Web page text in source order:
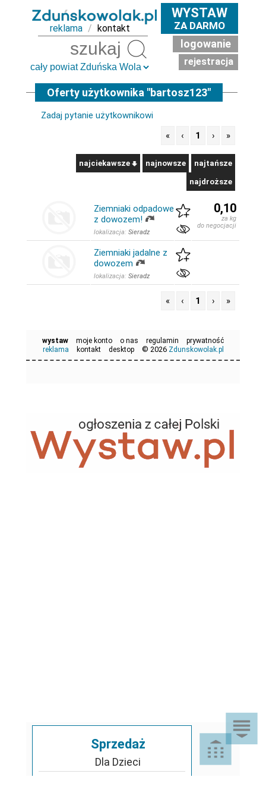
reklama / kontakt
WYSTAW
ZA DARMO
logowanie
rejestracja
Oferty użytkownika "bartosz123"
Zadaj pytanie użytkownikowi
«
‹ 1 › »
najciekawsze najnowsze najtańsze
najdroższe
Ziemniaki odpadowe
z dowozem!
lokalizacja: Sieradz
0,10
za kg
do negocjacji
Ziemniaki jadalne z
dowozem
lokalizacja: Sieradz
« ‹ 1 › »
wystaw moje konto o nas regulamin
prywatność
reklama
kontakt desktop © 2026 Zdunskowolak.pl
Sprzedaż
Dla Dzieci